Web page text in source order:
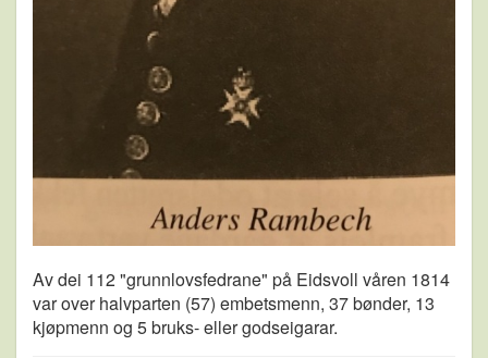
Av dei 112 "grunnlovsfedrane" på Eidsvoll våren 1814
var over halvparten (57) embetsmenn, 37 bønder, 13
kjøpmenn og 5 bruks- eller godseigarar.